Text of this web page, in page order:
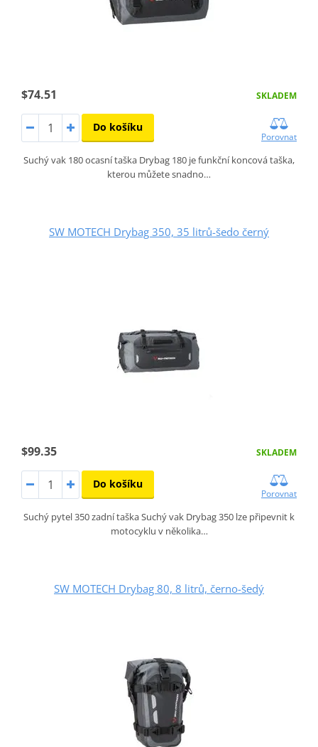
$74.51 SKLADEM
Do košíku
Porovnat
Suchý vak 180 ocasní taška Drybag 180 je funkční koncová taška,
kterou můžete snadno…
SW MOTECH Drybag 350, 35 litrů-šedo černý
$99.35 SKLADEM
Do košíku
Porovnat
Suchý pytel 350 zadní taška Suchý vak Drybag 350 lze připevnit k
motocyklu v několika…
SW MOTECH Drybag 80, 8 litrů, černo-šedý